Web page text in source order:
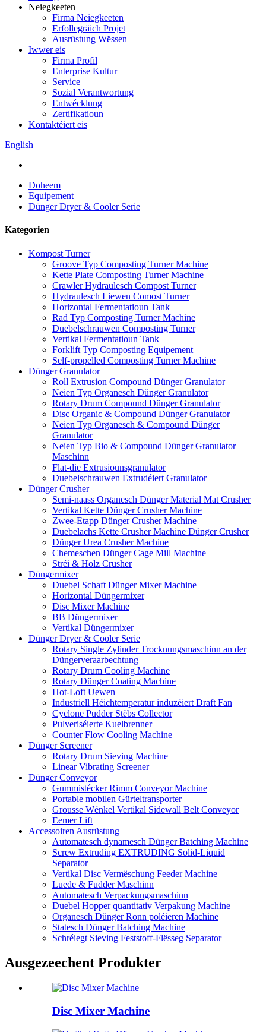
Neiegkeeten
Firma Neiegkeeten
Erfollegräich Projet
Ausrüstung Wëssen
Iwwer eis
Firma Profil
Enterprise Kultur
Service
Sozial Verantwortung
Entwécklung
Zertifikatioun
Kontaktéiert eis
English
Doheem
Equipement
Dünger Dryer & Cooler Serie
Kategorien
Kompost Turner
Groove Typ Composting Turner Machine
Kette Plate Composting Turner Machine
Crawler Hydraulesch Compost Turner
Hydraulesch Liewen Comost Turner
Horizontal Fermentatioun Tank
Rad Typ Composting Turner Machine
Duebelschrauwen Composting Turner
Vertikal Fermentatioun Tank
Forklift Typ Composting Equipement
Self-propelled Composting Turner Machine
Dünger Granulator
Roll Extrusion Compound Dünger Granulator
Neien Typ Organesch Dünger Granulator
Rotary Drum Compound Dünger Granulator
Disc Organic & Compound Dünger Granulator
Neien Typ Organesch & Compound Dünger
Granulator
Neien Typ Bio & Compound Dünger Granulator
Maschinn
Flat-die Extrusiounsgranulator
Duebelschrauwen Extrudéiert Granulator
Dünger Crusher
Semi-naass Organesch Dünger Material Mat Crusher
Vertikal Kette Dünger Crusher Machine
Zwee-Etapp Dünger Crusher Machine
Duebelachs Kette Crusher Machine Dünger Crusher
Dünger Urea Crusher Machine
Chemeschen Dünger Cage Mill Machine
Stréi & Holz Crusher
Düngermixer
Duebel Schaft Dünger Mixer Machine
Horizontal Düngermixer
Disc Mixer Machine
BB Düngermixer
Vertikal Düngermixer
Dünger Dryer & Cooler Serie
Rotary Single Zylinder Trocknungsmaschinn an der
Düngerveraarbechtung
Rotary Drum Cooling Machine
Rotary Dünger Coating Machine
Hot-Loft Uewen
Industriell Héichtemperatur induzéiert Draft Fan
Cyclone Pudder Stëbs Collector
Pulveriséierte Kuelbrenner
Counter Flow Cooling Machine
Dünger Screener
Rotary Drum Sieving Machine
Linear Vibrating Screener
Dünger Conveyor
Gummistécker Rimm Conveyor Machine
Portable mobilen Gürteltransporter
Grousse Wénkel Vertikal Sidewall Belt Conveyor
Eemer Lift
Accessoiren Ausrüstung
Automatesch dynamesch Dünger Batching Machine
Screw Extruding EXTRUDING Solid-Liquid
Separator
Vertikal Disc Vermëschung Feeder Machine
Luede & Fudder Maschinn
Automatesch Verpackungsmaschinn
Duebel Hopper quantitativ Verpakung Machine
Organesch Dünger Ronn poléieren Machine
Statesch Dünger Batching Machine
Schréiegt Sieving Feststoff-Flësseg Separator
Ausgezeechent Produkter
Disc Mixer Machine